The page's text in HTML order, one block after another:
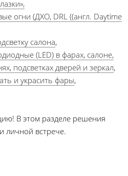
огни (ДХО, DRL ((англ. Daytime
салона,
(LED) в фарах, салоне,
подсветках дверей и зеркал,
и украсить фары,
В этом разделе решения
личной встрече.